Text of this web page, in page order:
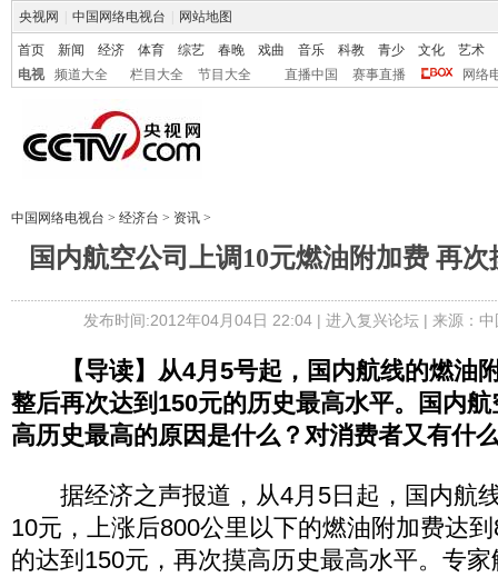
央视网 中国网络电视台 网站地图
首页 新闻 经济 体育 综艺 春晚 戏曲 音乐 科教 青少 文化
艺术
电视
频道大全 栏目大全 节目大全 直播中国 赛事直播 网络
中国网络电视台 > 经济台 > 资讯 >
国内航空公司上调10元燃油附加费 再
发布时间:2012年04月04日 22:04 | 进入复兴论坛| 来源：
【导读】从4月5号起，国内航线的燃油
整后再次达到150元的历史最高水平。国内
高历史最高的原因是什么？对消费者又有什
据经济之声报道，从4月5日起，国内航
10元，上涨后800公里以下的燃油附加费达
的达到150元，再次摸高历史最高水平。专